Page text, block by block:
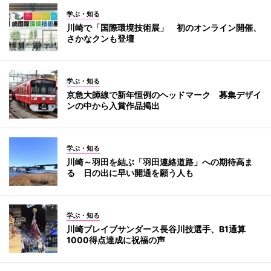
学ぶ・知る
川崎で「国際環境技術展」 初のオンライン開催、
さかなクンも登壇
学ぶ・知る
京急大師線で新年恒例のヘッドマーク 募集デザイ
ンの中から入賞作品掲出
学ぶ・知る
川崎～羽田を結ぶ「羽田連絡道路」への期待高ま
る 日の出に早い開通を願う人も
学ぶ・知る
川崎ブレイブサンダース長谷川技選手、B1通算
1000得点達成に祝福の声